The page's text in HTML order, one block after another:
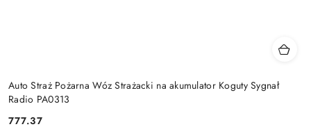
Auto Straż Pożarna Wóz Strażacki na akumulator Koguty Sygnał
Radio PA0313
777.37